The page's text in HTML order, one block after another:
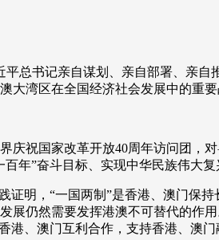
球 网球 综合体育 亚冬会
健康 乐龄 阅读 艺术 汽车
选攻略 海洋 时尚 天气 才
书记亲自谋划、亲自部署、亲自
湾区在全国经济社会发展中的重要
祝国家改革开放40周年访问团，
年”奋斗目标、实现中华民族伟大复
，“一国两制”是香港、澳门保持
仍然需要发挥港澳不可替代的作
、澳门互利合作，支持香港、澳